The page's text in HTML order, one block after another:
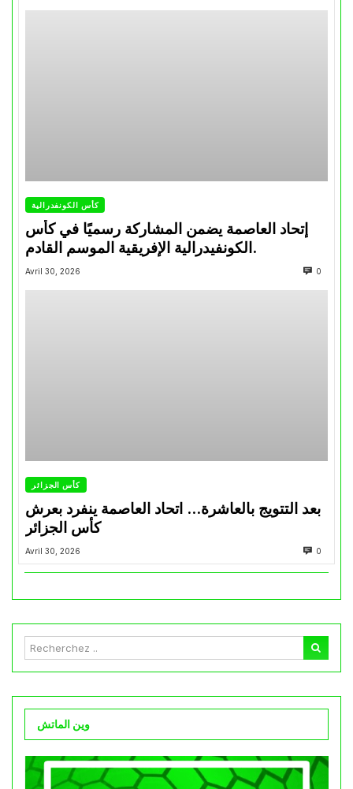
كأس الكونفدرالية
إتحاد العاصمة يضمن المشاركة رسميًا في كأس
الكونفيدرالية الإفريقية الموسم القادم.
Avril 30, 2026 0
كأس الجزائر
بعد التتويج بالعاشرة… اتحاد العاصمة ينفرد بعرش
كأس الجزائر
Avril 30, 2026 0
وين الماتش